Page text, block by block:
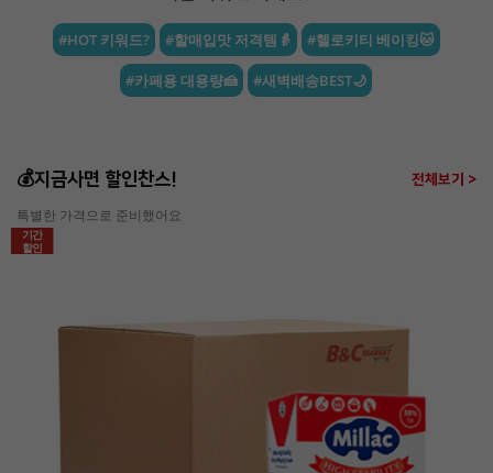
#HOT 키워드? #할매입맛 저격템👵 #헬로키티 베이킹🐱
#카페용 대용량🍰 #새벽배송BEST🌙
💰지금사면 할인찬스! 전체보기 >
특별한 가격으로 준비했어요
기간
할인